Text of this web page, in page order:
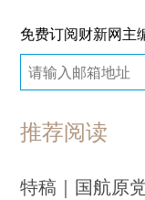
免费订阅财新网主
推荐阅读
特稿｜国航原